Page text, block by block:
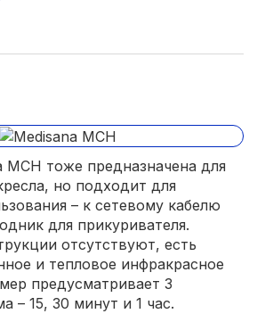
MCH тоже предназначена для
но подходит для
– к сетевому кабелю
для прикуривателя.
отсутствуют, есть
и тепловое инфракрасное
предусматривает 3
– 15, 30 минут и 1 час.